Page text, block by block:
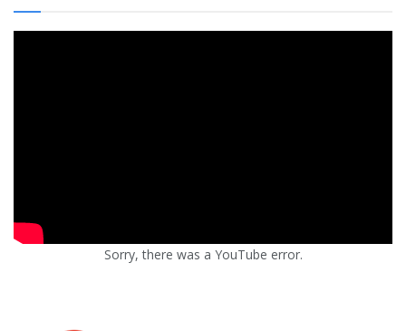
Sorry, there was a YouTube error.